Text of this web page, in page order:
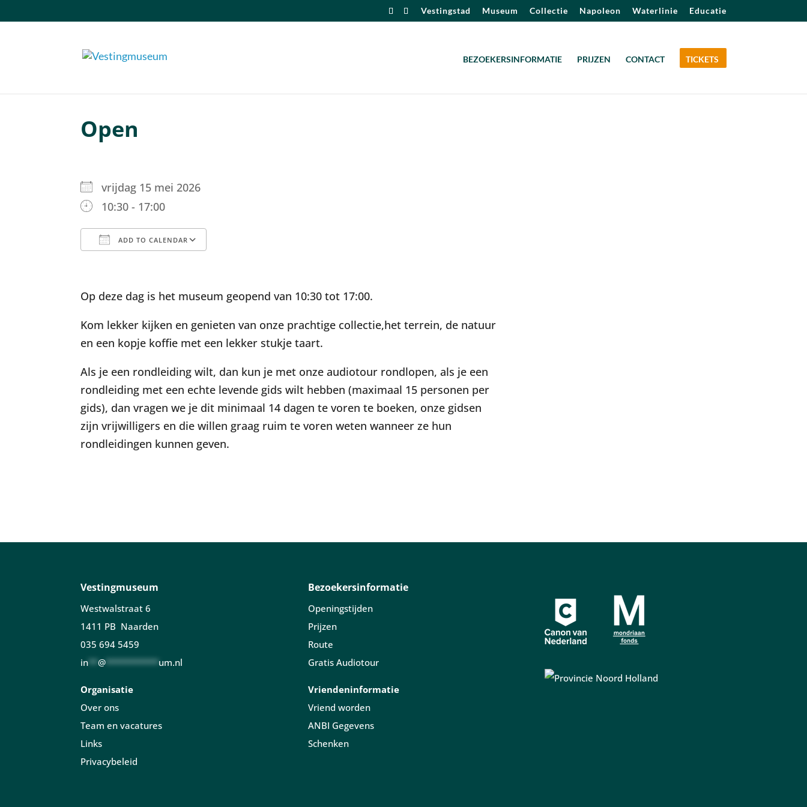
Vestingstad Museum Collectie Napoleon Waterlinie Educatie
BEZOEKERSINFORMATIE PRIJZEN CONTACT TICKETS
Open
vrijdag 15 mei 2026
10:30 - 17:00
ADD TO CALENDAR
Op deze dag is het museum geopend van 10:30 tot 17:00.
Kom lekker kijken en genieten van onze prachtige collectie,het terrein, de natuur
en een kopje koffie met een lekker stukje taart.
Als je een rondleiding wilt, dan kun je met onze audiotour rondlopen, als je een
rondleiding met een echte levende gids wilt hebben (maximaal 15 personen per
gids), dan vragen we je dit minimaal 14 dagen te voren te boeken, onze gidsen
zijn vrijwilligers en die willen graag ruim te voren weten wanneer ze hun
rondleidingen kunnen geven.
Vestingmuseum
Westwalstraat 6
1411 PB Naarden
035 694 5459
in **@ *********** um.nl
Organisatie
Over ons
Team en vacatures
Links
Privacybeleid
Bezoekersinformatie
Openingstijden
Prijzen
Route
Gratis Audiotour
Vriendeninformatie
Vriend worden
ANBI Gegevens
Schenken